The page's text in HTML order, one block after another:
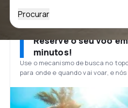
Procurar
Reserve o seu voo
minutos!
Use o mecanismo de busca no
para onde e quando vai voar, e